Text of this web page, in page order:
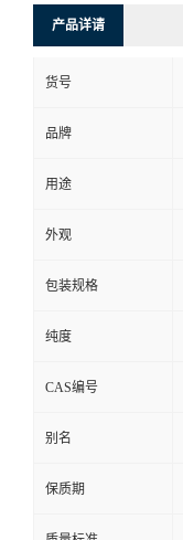
产品详请
货号
品牌
用途
外观
包装规格
纯度
CAS编号
别名
保质期